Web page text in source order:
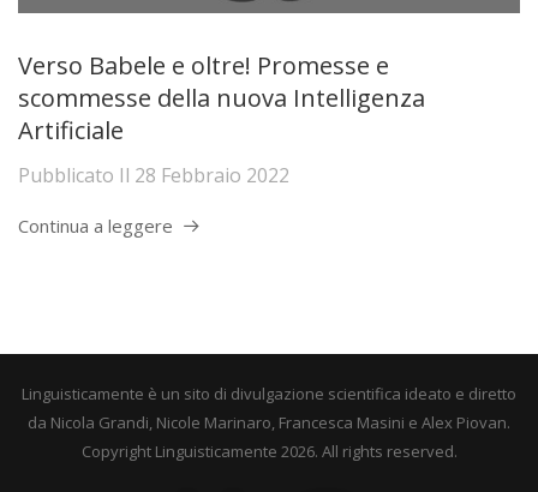
Verso Babele e oltre! Promesse e
scommesse della nuova Intelligenza
Artificiale
Pubblicato Il 28 Febbraio 2022
Continua a leggere
Linguisticamente è un sito di divulgazione scientifica ideato e diretto
da Nicola Grandi, Nicole Marinaro, Francesca Masini e Alex Piovan.
Copyright Linguisticamente 2026. All rights reserved.